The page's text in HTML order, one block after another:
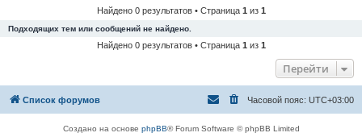
Найдено 0 результатов • Страница 1 из 1
Подходящих тем или сообщений не найдено.
Найдено 0 результатов • Страница 1 из 1
Перейти
Список форумов Часовой пояс: UTC+03:00
Создано на основе phpBB® Forum Software © phpBB Limited